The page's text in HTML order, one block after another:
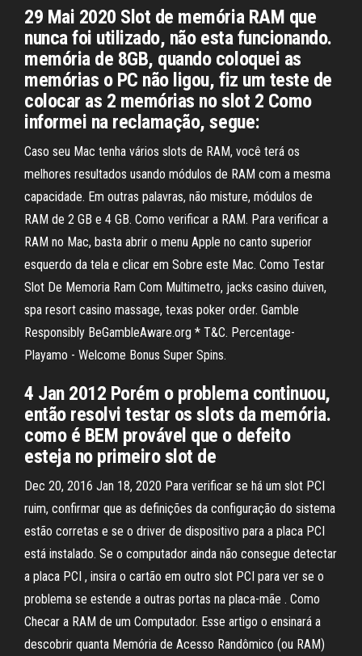
29 Mai 2020 Slot de memória RAM que
nunca foi utilizado, não esta funcionando.
memória de 8GB, quando coloquei as
memórias o PC não ligou, fiz um teste de
colocar as 2 memórias no slot 2 Como
informei na reclamação, segue:
Caso seu Mac tenha vários slots de RAM, você terá os
melhores resultados usando módulos de RAM com a mesma
capacidade. Em outras palavras, não misture, módulos de
RAM de 2 GB e 4 GB. Como verificar a RAM. Para verificar a
RAM no Mac, basta abrir o menu Apple no canto superior
esquerdo da tela e clicar em Sobre este Mac. Como Testar
Slot De Memoria Ram Com Multimetro, jacks casino duiven,
spa resort casino massage, texas poker order. Gamble
Responsibly BeGambleAware.org * T&C. Percentage-
Playamo - Welcome Bonus Super Spins.
4 Jan 2012 Porém o problema continuou,
então resolvi testar os slots da memória.
como é BEM provável que o defeito
esteja no primeiro slot de
Dec 20, 2016 Jan 18, 2020 Para verificar se há um slot PCI
ruim, confirmar que as definições da configuração do sistema
estão corretas e se o driver de dispositivo para a placa PCI
está instalado. Se o computador ainda não consegue detectar
a placa PCI , insira o cartão em outro slot PCI para ver se o
problema se estende a outras portas na placa-mãe . Como
Checar a RAM de um Computador. Esse artigo o ensinará a
descobrir quanta Memória de Acesso Randômico (ou RAM)